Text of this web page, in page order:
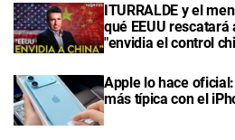
ITURRALDE y el
qué EEUU
"envidia el control
Apple lo hace
más típica con el